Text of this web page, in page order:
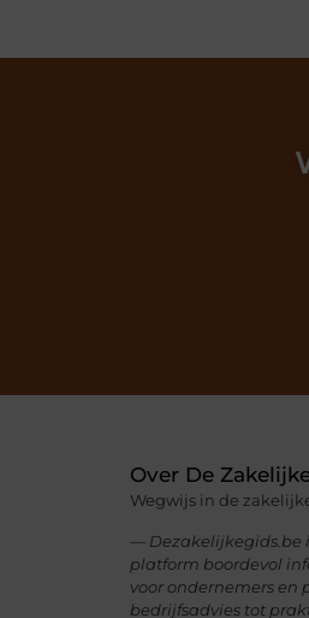
Over De
Wegwijs in de
— Dezakelijkegids.be
platform boordevol
voor ondernemers en
bedrijfsadvies tot